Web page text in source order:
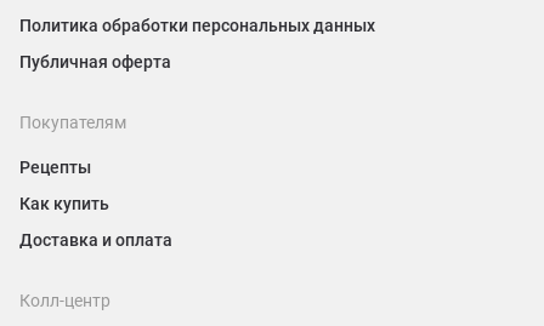
Политика обработки персональных данных
Публичная оферта
Покупателям
Рецепты
Как купить
Доставка и оплата
Колл-центр